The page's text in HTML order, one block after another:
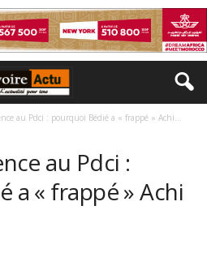
au Pdci : pourquoi Bédié a « frappé » Achi...
au Pdci :
a « frappé » Achi